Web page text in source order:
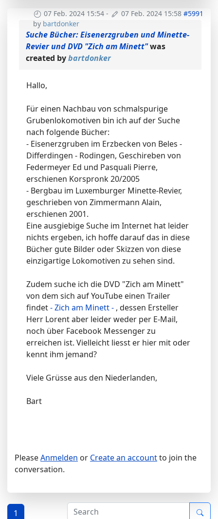
07 Feb. 2024 15:54 - 07 Feb. 2024 15:58 #5991
by bartdonker
Suche Bücher: Eisenerzgruben und Minette-
Revier und DVD "Zich am Minett"was
created bybartdonker
Hallo,
Für einen Nachbau von schmalspurige
Grubenlokomotiven bin ich auf der Suche
nach folgende Bücher:
- Eisenerzgruben im Erzbecken von Beles -
Differdingen - Rodingen, Geschireben von
Federmeyer Ed und Pasquali Pierre,
erschienen Korspronk 20/2005
- Bergbau im Luxemburger Minette-Revier,
geschrieben von Zimmermann Alain,
erschienen 2001.
Eine ausgiebige Suche im Internet hat leider
nichts ergeben, ich hoffe darauf das in diese
Bücher gute Bilder oder Skizzen von diese
einzigartige Lokomotiven zu sehen sind.
Zudem suche ich die DVD "Zich am Minett"
von dem sich auf YouTube einen Trailer
findet- Zich am Minett - , dessen Ersteller
Herr Lorent aber leider weder per E-Mail,
noch über Facebook Messenger zu
erreichen ist. Vielleicht liesst er hier mit oder
kennt ihm jemand?
Viele Grüsse aus den Niederlanden,
Bart
PleaseAnmelden or Create an accountto join the
conversation.
1